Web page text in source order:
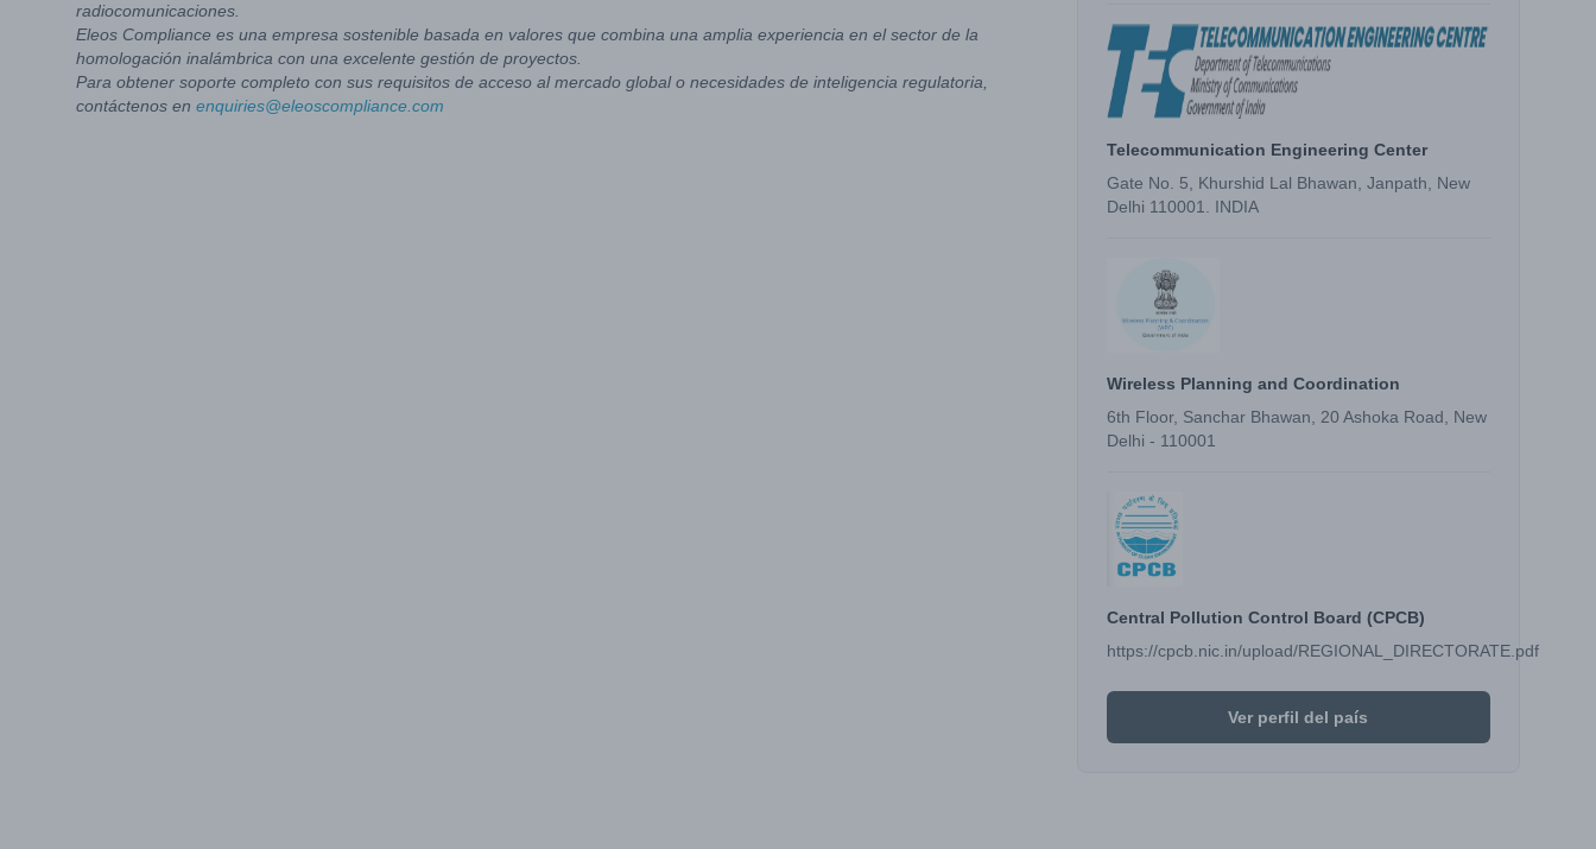
radiocomunicaciones.
Eleos Compliance es una empresa sostenible basada en valores que combina una amplia experiencia en el sector de la
homologación inalámbrica con una excelente gestión de proyectos.
Para obtener soporte completo con sus requisitos de acceso al mercado global o necesidades de inteligencia regulatoria,
contáctenos en enquiries@eleoscompliance.com
Telecommunication Engineering Center
Gate No. 5, Khurshid Lal Bhawan, Janpath, New
Delhi 110001. INDIA
Wireless Planning and Coordination
6th Floor, Sanchar Bhawan, 20 Ashoka Road, New
Delhi - 110001
Central Pollution Control Board (CPCB)
https://cpcb.nic.in/upload/REGIONAL_DIRECTORATE.pdf
Ver perfil del país